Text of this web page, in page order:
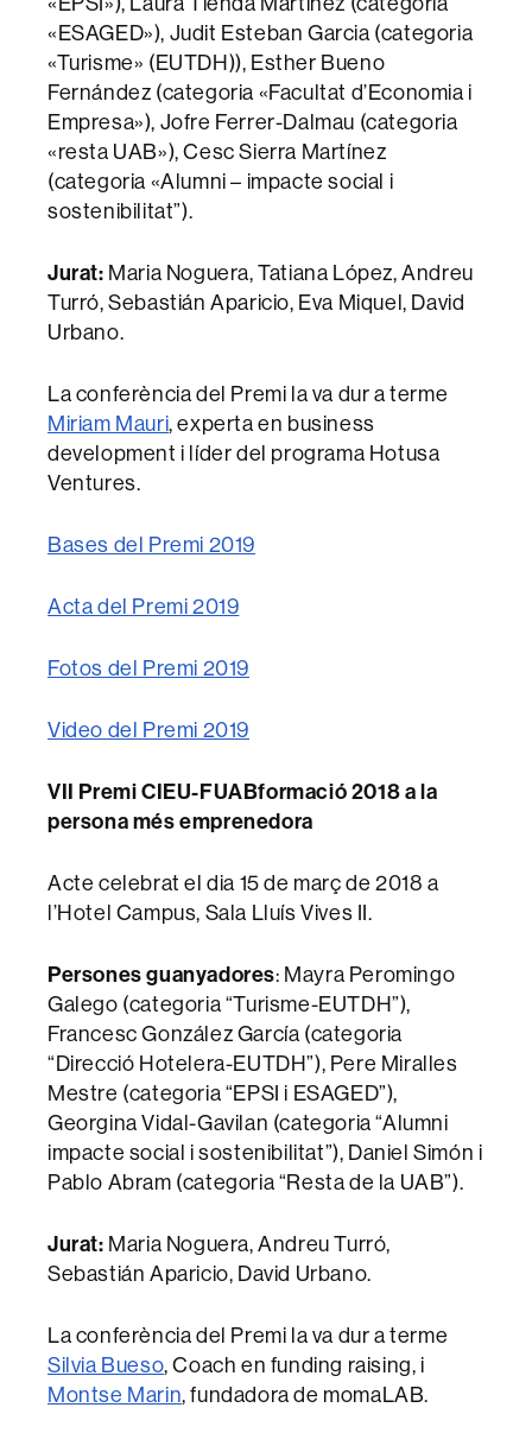
«ESAGED»), Judit Esteban Garcia (categoria
«Turisme» (EUTDH)), Esther Bueno
Fernández (categoria «Facultat d’Economia i
Empresa»), Jofre Ferrer-Dalmau (categoria
«resta UAB»), Cesc Sierra Martínez
(categoria «Alumni – impacte social i
sostenibilitat”).
Jurat: Maria Noguera, Tatiana López, Andreu
Turró, Sebastián Aparicio, Eva Miquel, David
Urbano.
La conferència del Premi la va dur a terme
Miriam Mauri, experta en business
development i líder del programa Hotusa
Ventures.
Bases del Premi 2019
Acta del Premi 2019
Fotos del Premi 2019
Video del Premi 2019
VII Premi CIEU-FUABformació 2018 a la
persona més emprenedora
Acte celebrat el dia 15 de març de 2018 a
l’Hotel Campus, Sala Lluís Vives II.
Persones guanyadores: Mayra Peromingo
Galego (categoria “Turisme-EUTDH”),
Francesc González García (categoria
“Direcció Hotelera-EUTDH”), Pere Miralles
Mestre (categoria “EPSI i ESAGED”),
Georgina Vidal-Gavilan (categoria “Alumni
impacte social i sostenibilitat”), Daniel Simón i
Pablo Abram (categoria “Resta de la UAB”).
Jurat: Maria Noguera, Andreu Turró,
Sebastián Aparicio, David Urbano.
La conferència del Premi la va dur a terme
Silvia Bueso, Coach en funding raising, i
Montse Marin, fundadora de momaLAB.